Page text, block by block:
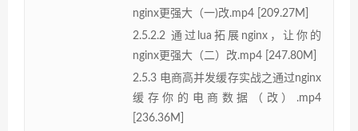
nginx更强大（一)改.mp4 [209.27M]
2.5.2.2 通过lua拓展nginx，让你的
nginx更强大（二）改.mp4 [247.80M]
2.5.3 电商高并发缓存实战之通过nginx
缓存你的电商数据（改）.mp4
[236.36M]